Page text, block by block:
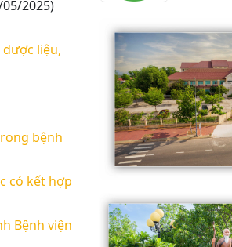
2025)
liệu,
bệnh
có kết hợp
Bệnh viện